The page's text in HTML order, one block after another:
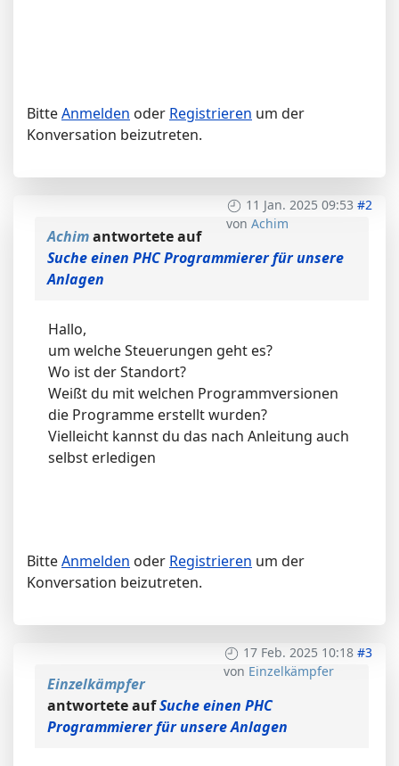
BitteAnmelden oder Registrieren um der
Konversation beizutreten.
11 Jan. 2025 09:53 #2
von Achim
Achimantwortete auf
Suche einen PHC Programmierer für unsere
Anlagen
Hallo,
um welche Steuerungen geht es?
Wo ist der Standort?
Weißt du mit welchen Programmversionen
die Programme erstellt wurden?
Vielleicht kannst du das nach Anleitung auch
selbst erledigen
BitteAnmelden oder Registrieren um der
Konversation beizutreten.
17 Feb. 2025 10:18 #3
von Einzelkämpfer
Einzelkämpfer
antwortete aufSuche einen PHC
Programmierer für unsere Anlagen